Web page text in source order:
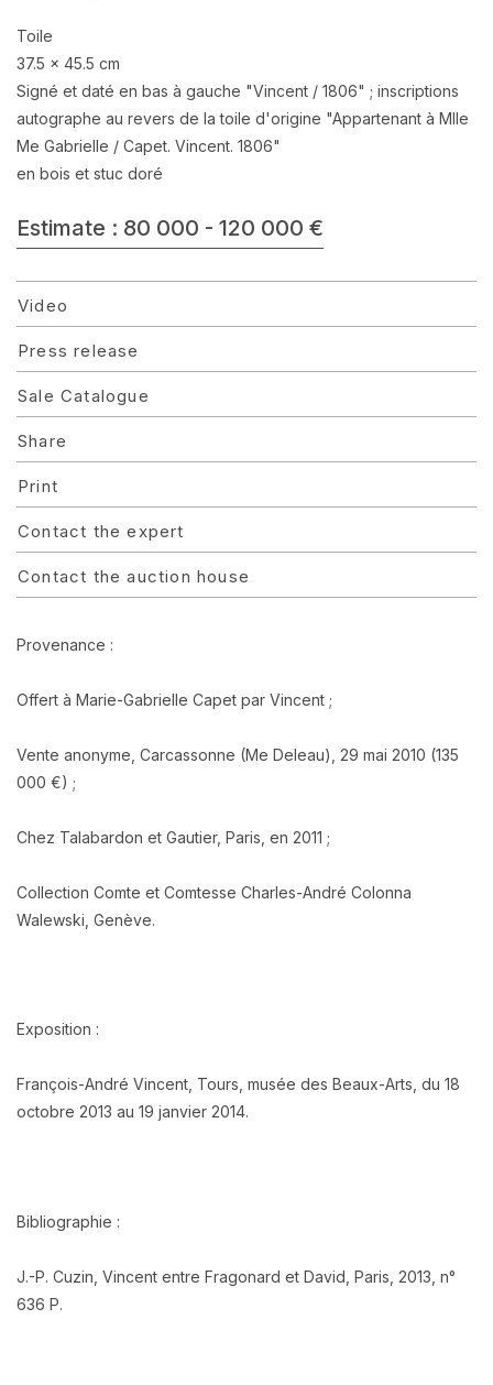
Toile
37.5 x 45.5 cm
Signé et daté en bas à gauche "Vincent / 1806" ; inscriptions
autographe au revers de la toile d'origine "Appartenant à Mlle
Me Gabrielle / Capet. Vincent. 1806"
en bois et stuc doré
Estimate : 80 000 - 120 000 €
Video
Press release
Sale Catalogue
Share
Print
Contact the expert
Contact the auction house
Provenance :
Offert à Marie-Gabrielle Capet par Vincent ;
Vente anonyme, Carcassonne (Me Deleau), 29 mai 2010 (135
000 €) ;
Chez Talabardon et Gautier, Paris, en 2011 ;
Collection Comte et Comtesse Charles-André Colonna
Walewski, Genève.
Exposition :
François-André Vincent, Tours, musée des Beaux-Arts, du 18
octobre 2013 au 19 janvier 2014.
Bibliographie :
J.-P. Cuzin, Vincent entre Fragonard et David, Paris, 2013, n°
636 P.